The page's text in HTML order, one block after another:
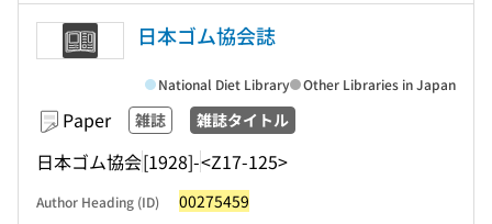
日本ゴム協会誌
Paper 雑誌 雑誌タイトル
日本ゴム協会[1928]-<Z17-125>
National Diet Library Other Libraries in Japan
Author Heading (ID) 00275459